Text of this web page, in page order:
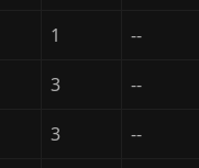
1 --
3 --
3 --